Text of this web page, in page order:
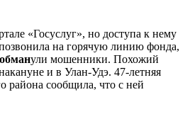
«Госуслуг», но доступа к нему
на горячую линию фонда,
обманули мошенники. Похожий
и в Улан-Удэ. 47-летняя
района сообщила, что с ней